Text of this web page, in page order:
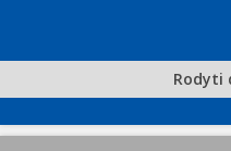
Rodyti